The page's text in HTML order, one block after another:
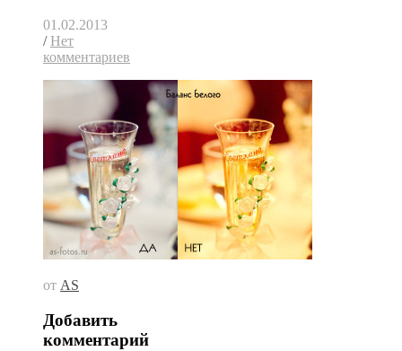
01.02.2013
/ Нет
комментариев
от AS
Добавить
комментарий